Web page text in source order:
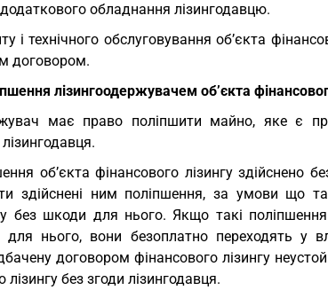
обладнання лізингодавцю.
і технічного обслуговування об’єкта
договором.
лізингоодержувачем об’єкта
має право поліпшити майно, яке є
об’єкта фінансового лізингу здійснено
здійснені ним поліпшення, за умови що
без шкоди для нього. Якщо такі
нього, вони безоплатно переходять у
договором фінансового лізингу
лізингу без згоди лізингодавця.